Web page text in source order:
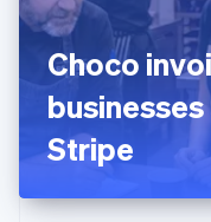
Choco
Stripe
เนเธอร์แลนด์
NederlandsEnglish
บราซิล
Português
บัลแกเรีย
English
เบลเยียม
โปรตุเกส